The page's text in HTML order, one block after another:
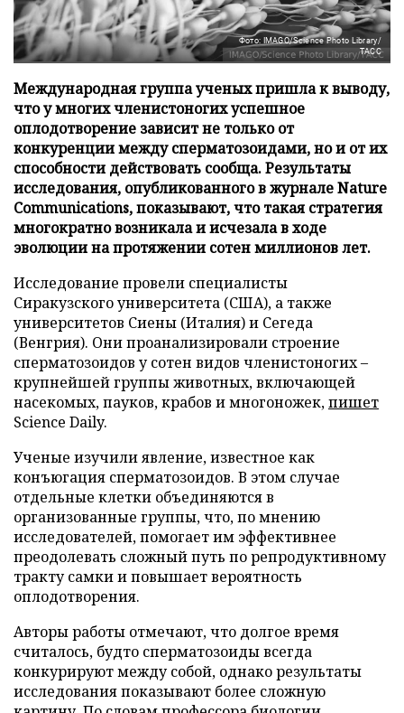
Фото: IMAGO/Science Photo Library/
ТАСС
Международная группа ученых пришла к выводу,
что у многих членистоногих успешное
оплодотворение зависит не только от
конкуренции между сперматозоидами, но и от их
способности действовать сообща. Результаты
исследования, опубликованного в журнале Nature
Communications, показывают, что такая стратегия
многократно возникала и исчезала в ходе
эволюции на протяжении сотен миллионов лет.
Исследование провели специалисты
Сиракузского университета (США), а также
университетов Сиены (Италия) и Сегеда
(Венгрия). Они проанализировали строение
сперматозоидов у сотен видов членистоногих –
крупнейшей группы животных, включающей
насекомых, пауков, крабов и многоножек,пишет
Science Daily.
Ученые изучили явление, известное как
конъюгация сперматозоидов. В этом случае
отдельные клетки объединяются в
организованные группы, что, по мнению
исследователей, помогает им эффективнее
преодолевать сложный путь по репродуктивному
тракту самки и повышает вероятность
оплодотворения.
Авторы работы отмечают, что долгое время
считалось, будто сперматозоиды всегда
конкурируют между собой, однако результаты
исследования показывают более сложную